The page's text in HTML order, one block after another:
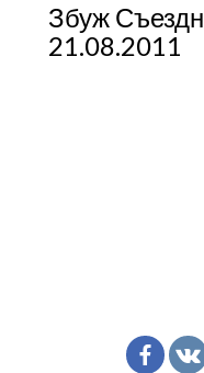
Збуж
21.08.2011